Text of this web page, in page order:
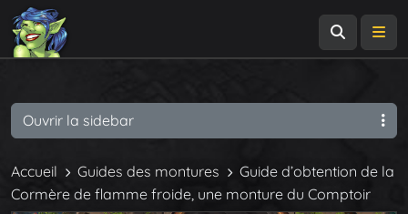
Accueil Guides des montures
Guide d’obtention de la
Cormère de flamme froide, une monture du Comptoir
Ouvrir la sidebar